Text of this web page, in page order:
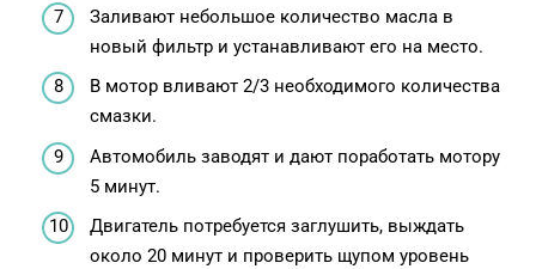
Заливают небольшое количество масла в
новый фильтр и устанавливают его на место.
В мотор вливают 2/3 необходимого количества
смазки.
Автомобиль заводят и дают поработать мотору
5 минут.
Двигатель потребуется заглушить, выждать
около 20 минут и проверить щупом уровень